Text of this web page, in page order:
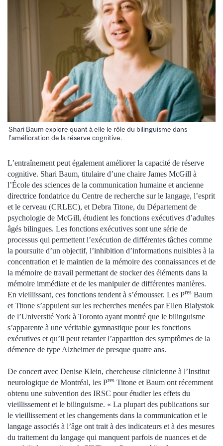
Shari Baum explore quant à elle le rôle du bilinguisme dans
l’amélioration de la réserve cognitive.
L’entraînement peut également améliorer la capacité de réserve
cognitive. Shari Baum, titulaire d’une chaire James McGill à
l’École des sciences de la communication humaine et ancienne
directrice fondatrice du Centre de recherche sur le langage, l’esprit
et le cerveau (CRLEC), et Debra Titone, du Département de
psychologie de McGill, étudient les fonctions exécutives d’adultes
âgés bilingues. Les fonctions exécutives sont une série de
processus qui permettent l’exécution de différentes tâches comme
la poursuite d’un objectif, l’inhibition d’informations nuisibles à la
concentration et le maintien de la mémoire des connaissances et de
la mémoire de travail permettant de stocker des éléments dans la
mémoire immédiate et de les manipuler de différentes manières.
En vieillissant, ces fonctions tendent à s’émousser. Les Pres Baum
et Titone s’appuient sur les recherches menées par Ellen Bialystok
de l’Université York à Toronto ayant montré que le bilinguisme
s’apparente à une véritable gymnastique pour les fonctions
exécutives et qu’il peut retarder l’apparition des symptômes de la
démence de type Alzheimer de presque quatre ans.
De concert avec Denise Klein, chercheuse clinicienne à l’Institut
neurologique de Montréal, les Pres Titone et Baum ont récemment
obtenu une subvention des IRSC pour étudier les effets du
vieillissement et le bilinguisme. « La plupart des publications sur
le vieillissement et les changements dans la communication et le
langage associés à l’âge ont trait à des indicateurs et à des mesures
du traitement du langage qui manquent parfois de nuances et de